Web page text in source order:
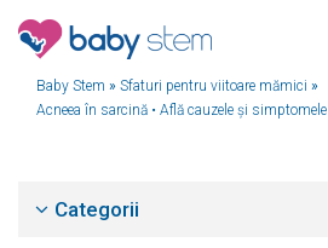
Baby Stem » Sfaturi pentru viitoare mămici »
Acneea în sarcină • Află cauzele și simptomele
Categorii